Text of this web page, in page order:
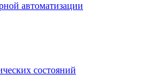
автоматизации
состояний